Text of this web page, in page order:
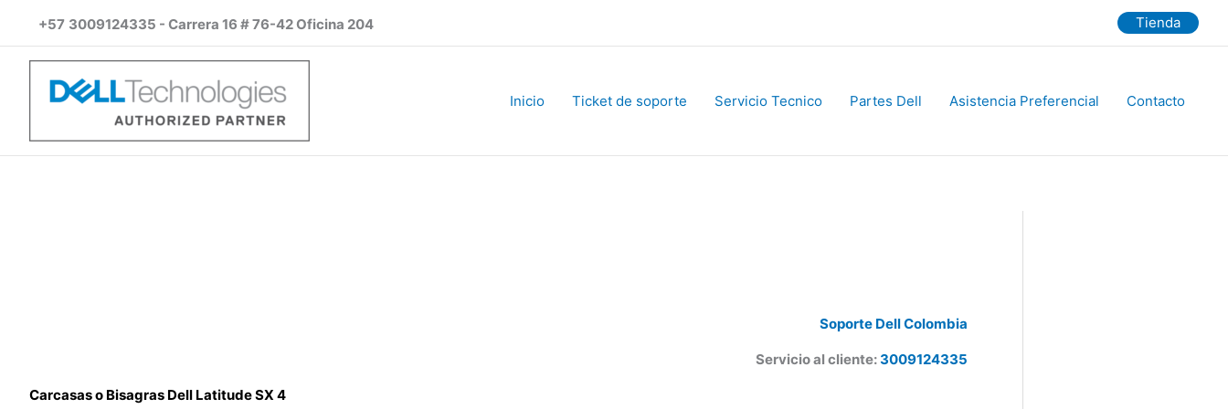
+57 3009124335 - Carrera 16 # 76-42 Oficina 204 Tienda
Inicio Ticket de soporte Servicio Tecnico Partes Dell Asistencia Preferencial Contacto
Soporte Dell Colombia
Servicio al cliente:3009124335
Carcasas o Bisagras Dell Latitude SX 4